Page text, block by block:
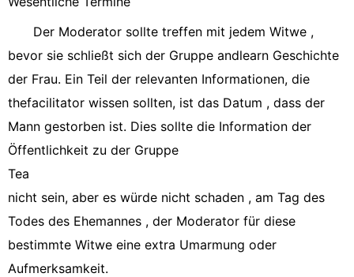
Der Moderator sollte treffen mit jedem Witwe ,
bevor sie schließt sich der Gruppe andlearn Geschichte
der Frau. Ein Teil der relevanten Informationen, die
thefacilitator wissen sollten, ist das Datum , dass der
Mann gestorben ist. Dies sollte die Information der
Öffentlichkeit zu der Gruppe
Tea
nicht sein, aber es würde nicht schaden , am Tag des
Todes des Ehemannes , der Moderator für diese
bestimmte Witwe eine extra Umarmung oder
Aufmerksamkeit.